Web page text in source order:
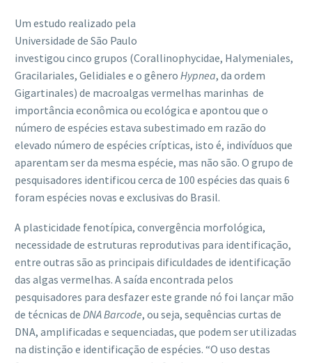
Um estudo realizado pela
Universidade de São Paulo
investigou cinco grupos (Corallinophycidae, Halymeniales,
Gracilariales, Gelidiales e o gênero Hypnea, da ordem
Gigartinales) de macroalgas vermelhas marinhas de
importância econômica ou ecológica e apontou que o
número de espécies estava subestimado em razão do
elevado número de espécies crípticas, isto é, indivíduos que
aparentam ser da mesma espécie, mas não são. O grupo de
pesquisadores identificou cerca de 100 espécies das quais 6
foram espécies novas e exclusivas do Brasil.
A plasticidade fenotípica, convergência morfológica,
necessidade de estruturas reprodutivas para identificação,
entre outras são as principais dificuldades de identificação
das algas vermelhas. A saída encontrada pelos
pesquisadores para desfazer este grande nó foi lançar mão
de técnicas de DNA Barcode, ou seja, sequências curtas de
DNA, amplificadas e sequenciadas, que podem ser utilizadas
na distinção e identificação de espécies. “O uso destas